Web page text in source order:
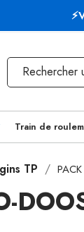
Train de
TP